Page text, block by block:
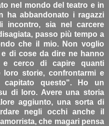
nel mondo del teatro e in
ha abbandonato i ragazzi
incontro, sia nel carcere
passo più tempo a
che il mio. Non voglio
di cose da dire ne hanno
e cerco di capire quanti
storie, confrontarmi e
questo". Ho un
di loro. Avere una storia
aggiunto, una sorta di
negli occhi anche il
che magari pensa